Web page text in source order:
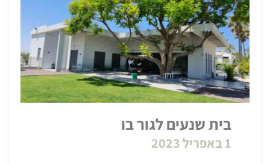
בית שנעים לגור בו
1 באפריל 2023